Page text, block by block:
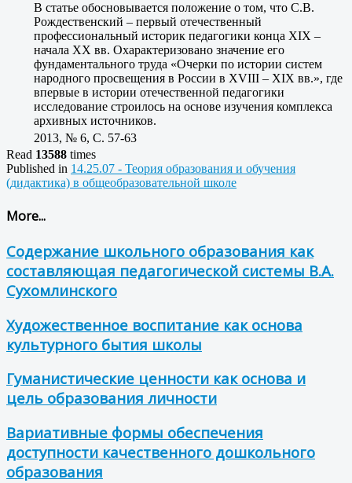
В статье обосновывается положение о том, что С.В.
Рождественский – первый отечественный
профессиональный историк педагогики конца XIX –
начала XX вв. Охарактеризовано значение его
фундаментального труда «Очерки по истории систем
народного просвещения в России в XVIII – XIX вв.», где
впервые в истории отечественной педагогики
исследование строилось на основе изучения комплекса
архивных источников.
2013, № 6, C. 57-63
Read 13588 times
Published in 14.25.07 - Теория образования и обучения
(дидактика) в общеобразовательной школе
More...
Содержание школьного образования как
составляющая педагогической системы В.А.
Сухомлинского
Художественное воспитание как основа
культурного бытия школы
Гуманистические ценности как основа и
цель образования личности
Вариативные формы обеспечения
доступности качественного дошкольного
образования